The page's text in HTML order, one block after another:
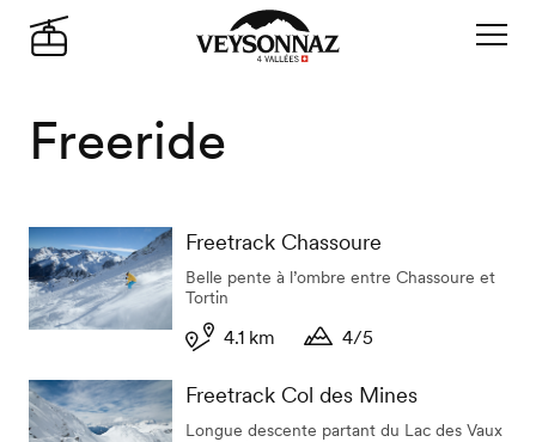
Freeride
Freetrack Chassoure
Belle pente à l’ombre entre Chassoure et
Tortin
4.1 km
4/5
Freetrack Col des Mines
Longue descente partant du Lac des Vaux